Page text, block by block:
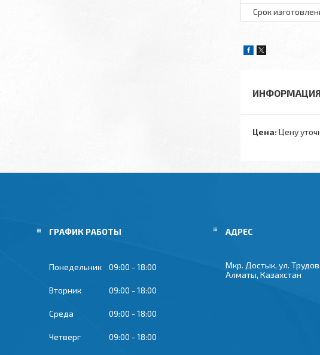
Срок
Цена: Цену
ГРАФИК РАБОТЫ
Понедельник 09:00 18:00
Вторник 09:00 18:00
Среда 09:00 18:00
Четверг 09:00 18:00
Мкр. Достык, ул.
Алматы, Казахстан